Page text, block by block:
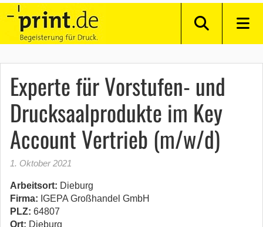
Experte für Vorstufen- und
Drucksaalprodukte im Key
Account Vertrieb (m/w/d)
1. Oktober 2021
Arbeitsort: Dieburg
Firma: IGEPA Großhandel GmbH
PLZ: 64807
Ort: Dieburg